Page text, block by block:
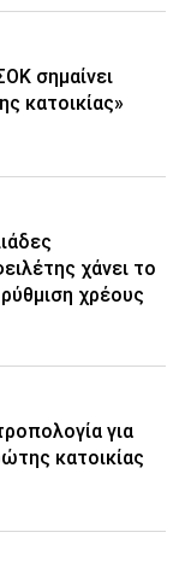
σημαίνει
κατοικίας»
χάνει το
χρέους
για
κατοικίας